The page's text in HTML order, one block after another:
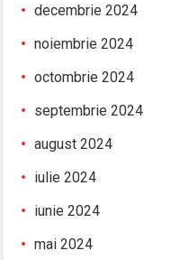
decembrie 2024
noiembrie 2024
octombrie 2024
septembrie 2024
august 2024
iulie 2024
iunie 2024
mai 2024